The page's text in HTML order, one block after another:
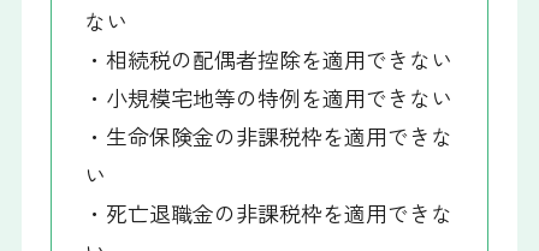
ない
・相続税の配偶者控除を適用できない
・小規模宅地等の特例を適用できない
・生命保険金の非課税枠を適用できな
い
・死亡退職金の非課税枠を適用できな